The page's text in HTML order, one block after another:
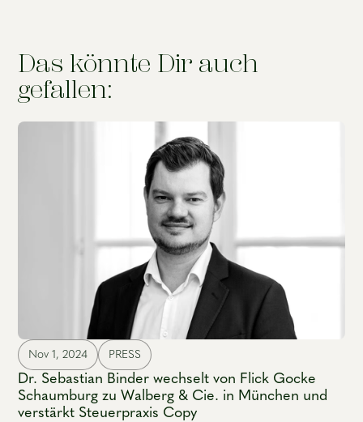
Das könnte Dir auch
gefallen:
Nov 1, 2024 PRESS
Dr. Sebastian Binder wechselt von Flick Gocke
Schaumburg zu Walberg & Cie. in München und
verstärkt Steuerpraxis Copy